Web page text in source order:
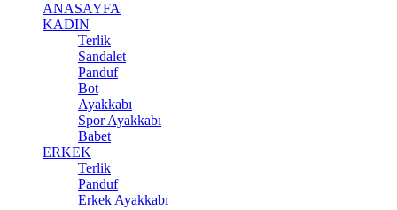
ANASAYFA
KADIN
Terlik
Sandalet
Panduf
Bot
Ayakkabı
Spor Ayakkabı
Babet
ERKEK
Terlik
Panduf
Erkek Ayakkabı